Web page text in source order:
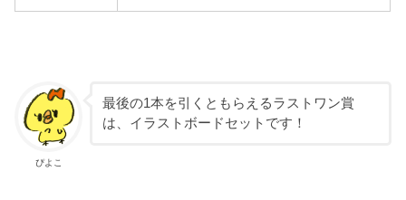
ぴよこ
最後の1本を引くともらえるラストワン賞
は、イラストボードセットです！